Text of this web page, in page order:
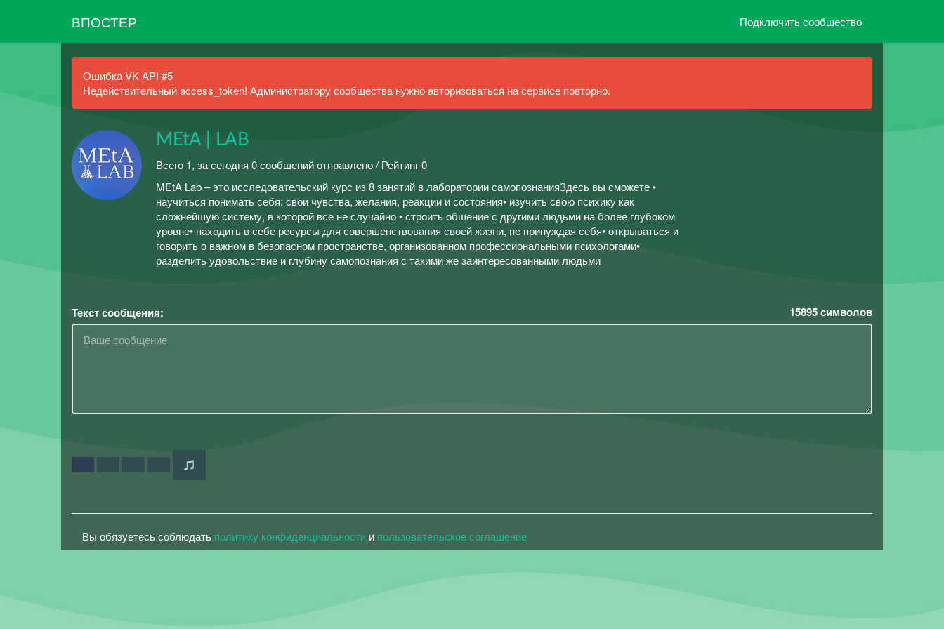
ВПОСТЕР Подключить сообщество
Ошибка VK API #5
Недействительный access_token! Администратору сообщества нужно авторизоваться на сервисе повторно.
MEtA | LAB
Всего 1, за сегодня 0 сообщений отправлено / Рейтинг 0
MEtA Lab – это исследовательский курс из 8 занятий в лаборатории самопознанияЗдесь вы сможете •
научиться понимать себя: свои чувства, желания, реакции и состояния• изучить свою психику как
сложнейшую систему, в которой все не случайно • строить общение с другими людьми на более глубоком
уровне• находить в себе ресурсы для совершенствования своей жизни, не принуждая себя• открываться и
говорить о важном в безопасном пространстве, организованном профессиональными психологами•
разделить удовольствие и глубину самопознания с такими же заинтересованными людьми
Текст сообщения: 15895символов
Вы обязуетесь соблюдать политику конфиденциальности и пользовательское соглашение